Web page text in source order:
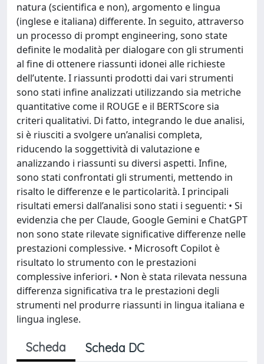
natura (scientifica e non), argomento e lingua
(inglese e italiana) differente. In seguito, attraverso
un processo di prompt engineering, sono state
definite le modalità per dialogare con gli strumenti
al fine di ottenere riassunti idonei alle richieste
dell’utente. I riassunti prodotti dai vari strumenti
sono stati infine analizzati utilizzando sia metriche
quantitative come il ROUGE e il BERTScore sia
criteri qualitativi. Di fatto, integrando le due analisi,
si è riusciti a svolgere un’analisi completa,
riducendo la soggettività di valutazione e
analizzando i riassunti su diversi aspetti. Infine,
sono stati confrontati gli strumenti, mettendo in
risalto le differenze e le particolarità. I principali
risultati emersi dall’analisi sono stati i seguenti: • Si
evidenzia che per Claude, Google Gemini e ChatGPT
non sono state rilevate significative differenze nelle
prestazioni complessive. • Microsoft Copilot è
risultato lo strumento con le prestazioni
complessive inferiori. • Non è stata rilevata nessuna
differenza significativa tra le prestazioni degli
strumenti nel produrre riassunti in lingua italiana e
lingua inglese.
Scheda Scheda DC